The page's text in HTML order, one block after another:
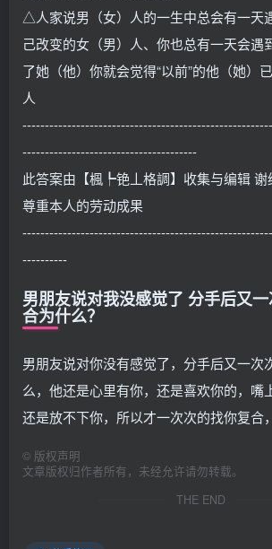
△人家说男（女）人的一生中总会有一天
己改变的女（男）人、你也总有一天会遇
了她（他）你就会觉得“以前”的他（她）
人
---------------------------------------
此答案由【楓┡铯丄格調】收集与编辑 谢
尊重本人的劳动成果
----------
男朋友说对我没感觉了 分手后又
合为什么？
男朋友说对你没有感觉了，分手后又一次
么，他还是心里有你，还是喜欢你的，嘴
还是放不下你，所以才一次次的找你复合，
© 版权声明
文章版权归作者所有，未经允许请勿转载。
THE END